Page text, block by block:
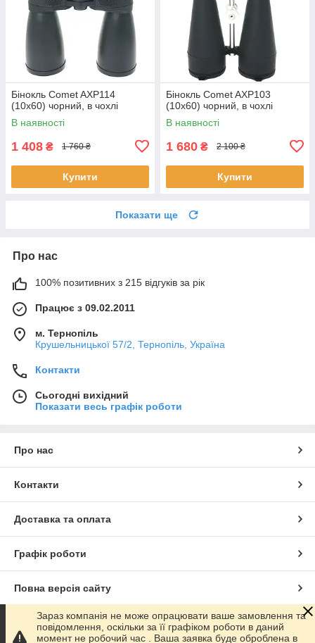
Бінокль Comet AXP114
(10x60) чорний, в чохлі
В наявності
1 408 ₴ 1 760 ₴
Купити
Бінокль Comet AXP103
(10x60) чорний, в чохлі
В наявності
1 680 ₴ 2 100 ₴
Купити
Показати ще
Про нас
100% позитивних з 215 відгуків за рік
Працює з 09.02.2011
м. Тернопіль
Крушельницької 57/2, Тернопіль, Україна
Контакти
Сьогодні вихідний
Показати весь графік роботи
Про нас
Контакти
Доставка та оплата
Графік роботи
Повна версія сайту
Сайт створено на маркетплейсіProm.ua
Зараз компанія не може опрацювати ваше замовлення та
повідомлення, оскільки за її графіком роботи в даний
момент не робочий час . Ваша заявка буде оброблена в